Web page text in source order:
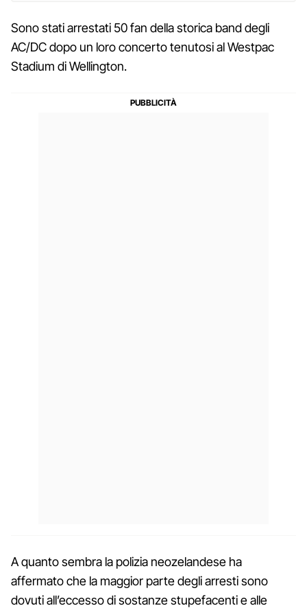
Sono stati arrestati 50 fan della storica band degli
AC/DC dopo un loro concerto tenutosi al Westpac
Stadium di Wellington.
A quanto sembra la polizia neozelandese ha
affermato che la maggior parte degli arresti sono
dovuti all’eccesso di sostanze stupefacenti e alle